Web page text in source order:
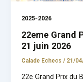
2025-2026
22eme Grand
21 juin 2026
Calade Echecs/ 21/
22e Grand Prix du